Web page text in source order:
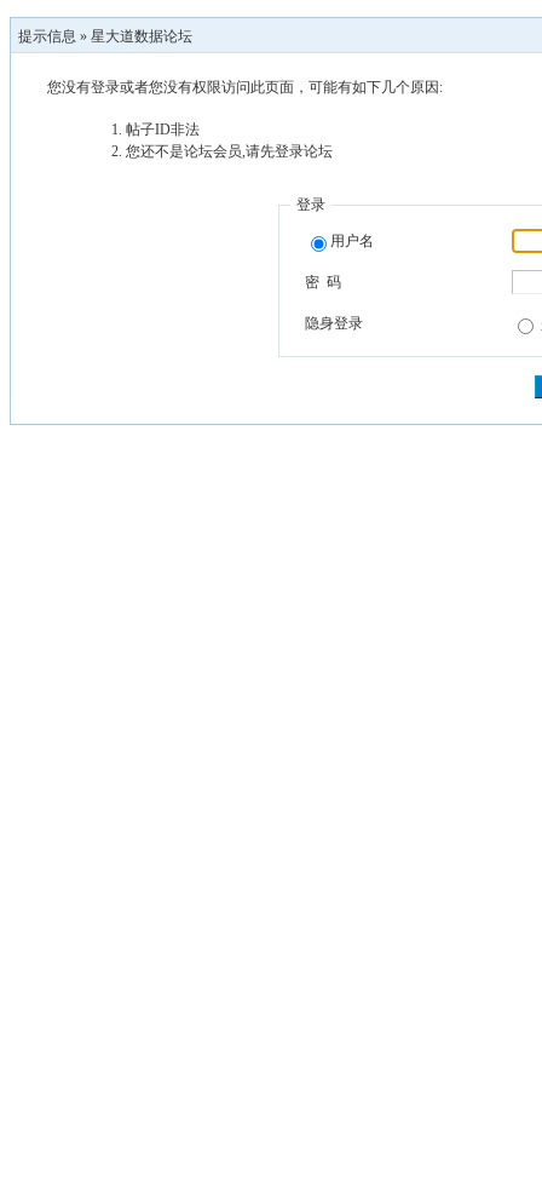
提示信息 » 星大道数据论坛
您没有登录或者您没有权限访问此页面，可能有如下几个原因:
帖子ID非法
您还不是论坛会员,请先登录论坛
登录
用户名
密 码
隐身登录